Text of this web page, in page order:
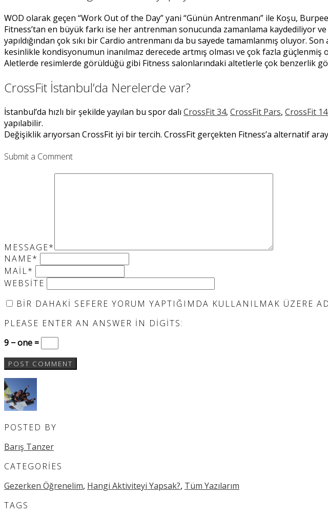
WOD olarak geçen “Work Out of the Day” yani “Günün Antrenmanı” ile Koşu,
Fitness’tan en büyük farkı ise her antrenman sonucunda zamanlama kaydediliyor
yapıldığından çok sıkı bir Cardio antrenmanı da bu sayede tamamlanmış oluyor.
kesinlikle kondisyonumun inanılmaz derecede artmış olması ve çok fazla güçlenmiş
Aletlerde resimlerde görüldüğü gibi Fitness salonlarındaki altetlerle çok benzerlik
CrossFit İstanbul’da Nerelerde var?
İstanbul’da hızlı bir şekilde yayılan bu spor dalı CrossFit 34, CrossFit Pars, CrossFit
yapılabilir.
Değişiklik arıyorsan CrossFit iyi bir tercih. CrossFit gerçekten Fitness’a alternatif
Submit a Comment
MESSAGE*
NAME*
MAIL*
WEBSITE
BIR DAHAKI SEFERE YORUM YAPTIĞIMDA KULLANILMAK ÜZERE
PLEASE ENTER AN ANSWER IN DIGITS:
9 − one =
POSTED BY
Barış Tanzer
CATEGORIES
Gezerken Öğrenelim, Hangi Aktiviteyi Yapsak?, Tüm Yazılarım
TAGS